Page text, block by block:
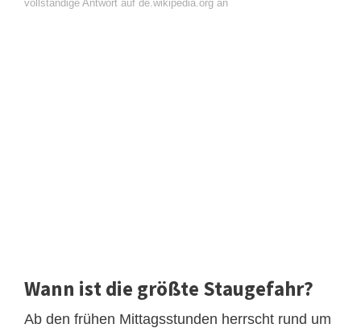
vollständige Antwort auf de.wikipedia.org an
Wann ist die größte Staugefahr?
Ab den frühen Mittagsstunden herrscht rund um